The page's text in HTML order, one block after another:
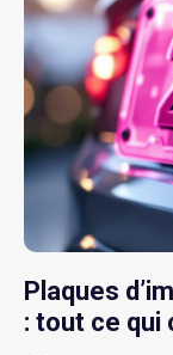
Plaques
: tout ce qui